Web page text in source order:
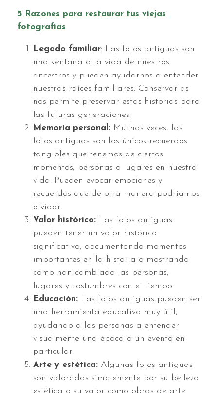
5 Razones para restaurar tus viejas
fotografías
Legado familiar: Las fotos antiguas son
una ventana a la vida de nuestros
ancestros y pueden ayudarnos a entender
nuestras raíces familiares. Conservarlas
nos permite preservar estas historias para
las futuras generaciones.
Memoria personal: Muchas veces, las
fotos antiguas son los únicos recuerdos
tangibles que tenemos de ciertos
momentos, personas o lugares en nuestra
vida. Pueden evocar emociones y
recuerdos que de otra manera podríamos
olvidar.
Valor histórico: Las fotos antiguas
pueden tener un valor histórico
significativo, documentando momentos
importantes en la historia o mostrando
cómo han cambiado las personas,
lugares y costumbres con el tiempo.
Educación: Las fotos antiguas pueden ser
una herramienta educativa muy útil,
ayudando a las personas a entender
visualmente una época o un evento en
particular.
Arte y estética: Algunas fotos antiguas
son valoradas simplemente por su belleza
estética o su valor como obras de arte.